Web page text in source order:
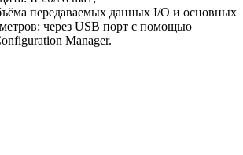
передаваемых данных I/O и основных
через USB порт с помощью
Manager.